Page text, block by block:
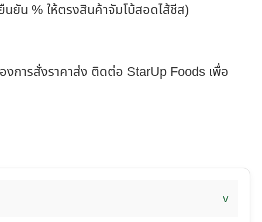
ยัน % ให้ตรงสินค้าจัมโบ้สอดไส้ชีส)
การสั่งราคาส่ง ติดต่อ StarUp Foods เพื่อ